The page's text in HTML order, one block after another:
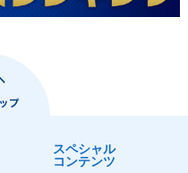
スペシャル
コンテンツ